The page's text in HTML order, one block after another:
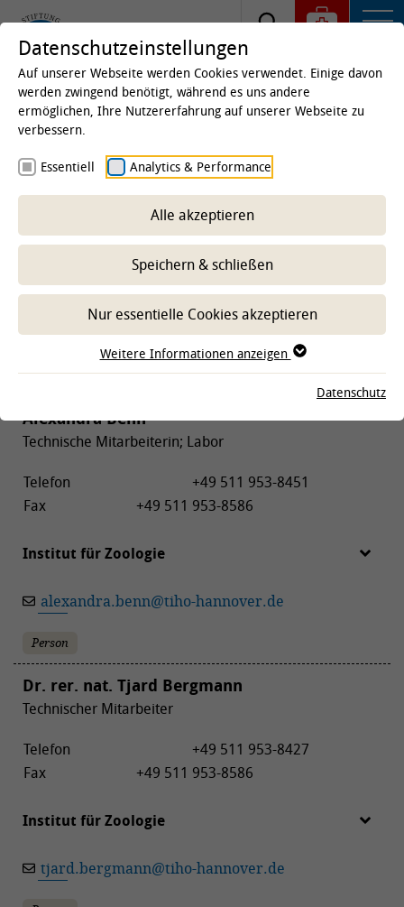
Startseite
Beschäftigte
-- Unterbereich wählen --
Zeige Ergebnisse: 20
Alexandra Benn
Technische Mitarbeiterin; Labor
Telefon
+49 511 953-8451
Fax
+49 511 953-8586
Institut für Zoologie
alexandra.benn@tiho-hannover.de
Person
Dr. rer. nat. Tjard Bergmann
Technischer Mitarbeiter
Telefon
+49 511 953-8427
Fax
+49 511 953-8586
Institut für Zoologie
tjard.bergmann@tiho-hannover.de
Datenschutzeinstellungen
Auf unserer Webseite werden Cookies verwendet. Einige davon
werden zwingend benötigt, während es uns andere
ermöglichen, Ihre Nutzererfahrung auf unserer Webseite zu
verbessern.
Essentiell Analytics & Performance
Alle akzeptieren
Speichern & schließen
Nur essentielle Cookies akzeptieren
Weitere Informationen anzeigen
Datenschutz